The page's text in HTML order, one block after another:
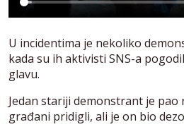
U incidentima je nekoliko
kada su ih aktivisti SNS-a
glavu.
Jedan stariji demonstrant je pao
građani pridigli, ali je on bio